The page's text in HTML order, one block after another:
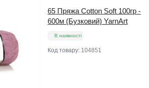
65 Пряжа Cotton Soft 100гр -
600м (Бузковий) YarnArt
В наявності
Код товару: 104851